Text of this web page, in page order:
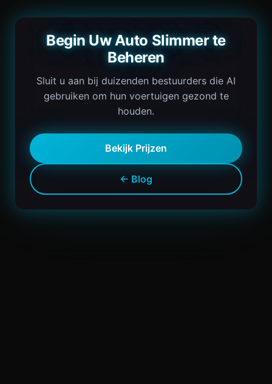
Begin Uw Auto Slimmer te
Beheren
Sluit u aan bij duizenden bestuurders die AI
gebruiken om hun voertuigen gezond te
houden.
Bekijk Prijzen
← Blog